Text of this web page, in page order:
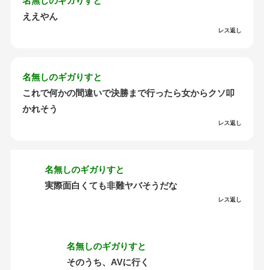
ええやん
レス返し
名無しのギガりすと
これで何かの間違いで決勝まで行ったら女からクソ叩
かれそう
レス返し
名無しのギガりすと
実際面白くても非難ヤバそうだな
レス返し
名無しのギガりすと
そのうち、AVに行く